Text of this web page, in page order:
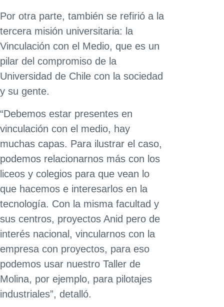
Por otra parte, también se refirió a la
tercera misión universitaria: la
Vinculación con el Medio, que es un
pilar del compromiso de la
Universidad de Chile con la sociedad
y su gente.
“Debemos estar presentes en
vinculación con el medio, hay
muchas capas. Para ilustrar el caso,
podemos relacionarnos más con los
liceos y colegios para que vean lo
que hacemos e interesarlos en la
tecnología. Con la misma facultad y
sus centros, proyectos Anid pero de
interés nacional, vincularnos con la
empresa con proyectos, para eso
podemos usar nuestro Taller de
Molina, por ejemplo, para pilotajes
industriales”, detalló.